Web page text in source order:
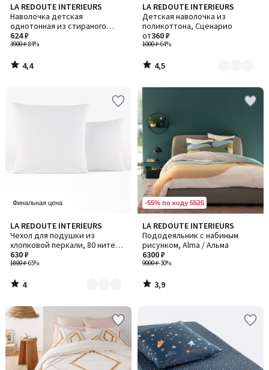
LA REDOUTE INTERIEURS
Наволочка детская
однотонная из стираного
хлопка, Scenario / Сценарио
3900 ₽-84%
624 ₽
4,4
/ 5
4,4
/
LA REDOUTE INTERIEURS
Детская наволочка из
поликоттона, Сценарио
1000 ₽-64%
от360 ₽
4,5
/ 5
Количество
цветов:
6
4,5
/
Финальная цена
LA REDOUTE INTERIEURS
Чехол для подушки из
хлопковой перкали, 80 нитей/
см², Scénario / Сценарио
1800 ₽-65%
630 ₽
4
/
5
Количество
цветов:
3
4
/
-55% по коду 5525
LA REDOUTE INTERIEURS
Пододеяльник с набиным
рисунком, Alma / Альма
9000 ₽-30%
6300 ₽
3,9
/ 5
3,9
/